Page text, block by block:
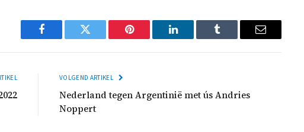
Facebook Twitter Pinterest LinkedIn Tumblr Email
VOLGEND ARTIKEL
Nederland tegen Argentinië met ús Andries
Noppert